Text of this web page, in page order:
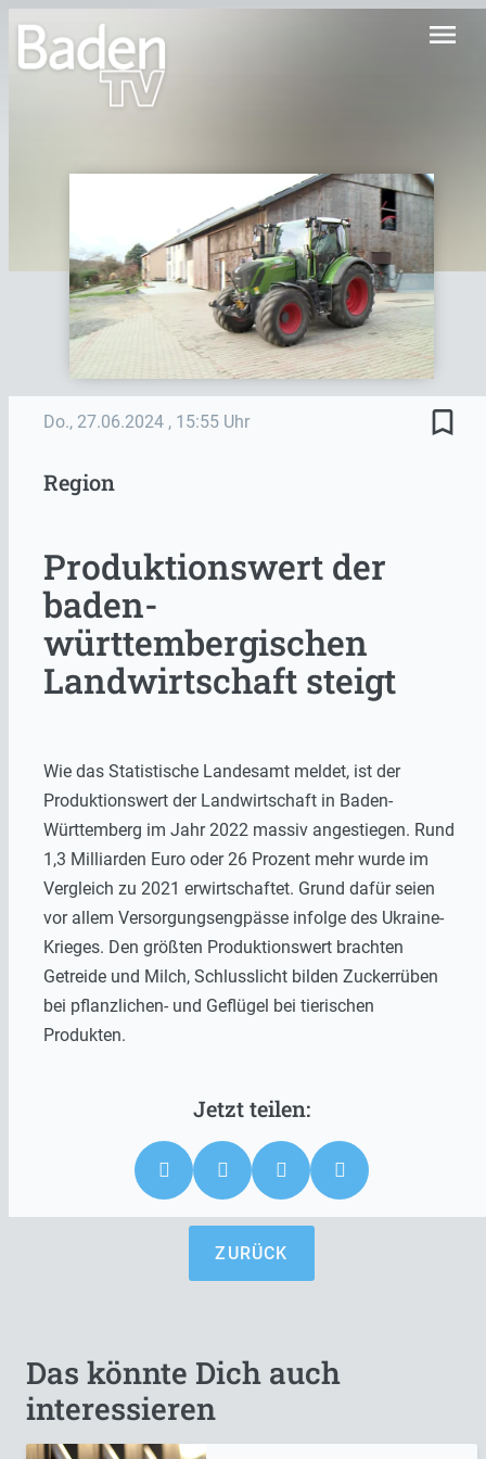
menu
Do., 27.06.2024 , 15:55 Uhr bookmark_border
Region
Produktionswert der
baden-
württembergischen
Landwirtschaft steigt
Wie das Statistische Landesamt meldet, ist der
Produktionswert der Landwirtschaft in Baden-
Württemberg im Jahr 2022 massiv angestiegen. Rund
1,3 Milliarden Euro oder 26 Prozent mehr wurde im
Vergleich zu 2021 erwirtschaftet. Grund dafür seien
vor allem Versorgungsengpässe infolge des Ukraine-
Krieges. Den größten Produktionswert brachten
Getreide und Milch, Schlusslicht bilden Zuckerrüben
bei pflanzlichen- und Geflügel bei tierischen
Produkten.
ZURÜCK
Das könnte Dich auch
interessieren